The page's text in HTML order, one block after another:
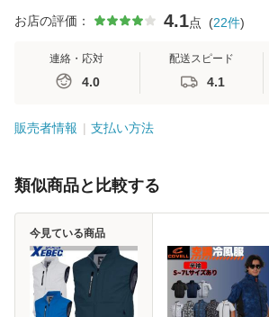
お店の評価： 4.1点 (22件)
連絡・応対
4.0
配送スピード
4.1
販売者情報 支払い方法
類似商品と比較する
今見ている商品